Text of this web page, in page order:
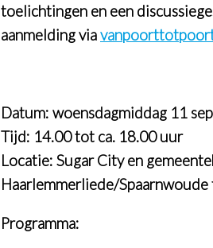
toelichtingen en een
aanmelding via
Datum: woensdagmiddag 11
Tijd: 14.00 tot ca. 18.00 uur
Locatie: Sugar City en
Haarlemmerliede/
Programma: